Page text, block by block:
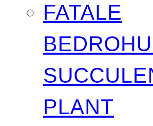
FATALE
PLANT